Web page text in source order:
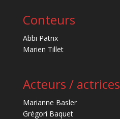
Conteurs
Abbi Patrix
Marien Tillet
Acteurs / actrices
Marianne Basler
Grégori Baquet